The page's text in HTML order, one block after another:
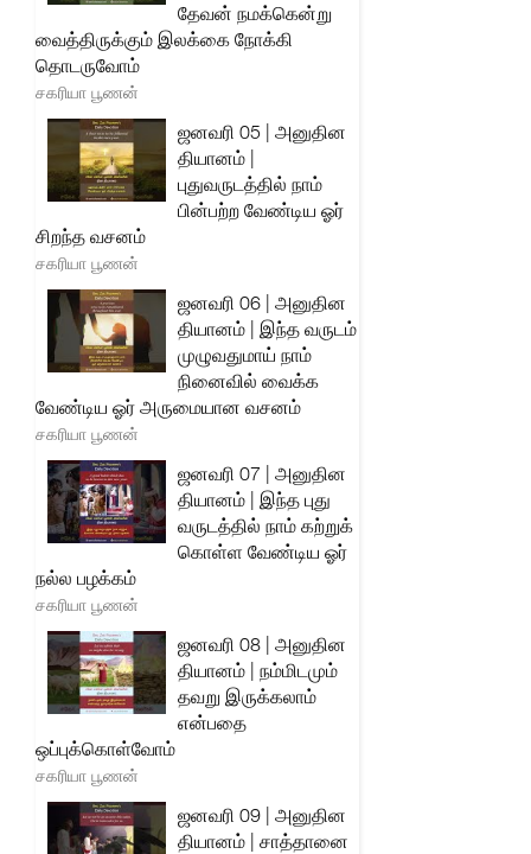
தேவன் நமக்கென்று
வைத்திருக்கும் இலக்கை நோக்கி
தொடருவோம்
சகரியா பூணன்
ஜனவரி 05 | அனுதின
தியானம் |
புதுவருடத்தில் நாம்
பின்பற்ற வேண்டிய ஓர்
சிறந்த வசனம்
சகரியா பூணன்
ஜனவரி 06 | அனுதின
தியானம் | இந்த வருடம்
முழுவதுமாய் நாம்
நினைவில் வைக்க
வேண்டிய ஓர் அருமையான வசனம்
சகரியா பூணன்
ஜனவரி 07 | அனுதின
தியானம் | இந்த புது
வருடத்தில் நாம் கற்றுக்
கொள்ள வேண்டிய ஓர்
நல்ல பழக்கம்
சகரியா பூணன்
ஜனவரி 08 | அனுதின
தியானம் | நம்மிடமும்
தவறு இருக்கலாம்
என்பதை
ஒப்புக்கொள்வோம்
சகரியா பூணன்
ஜனவரி 09 | அனுதின
தியானம் | சாத்தானை